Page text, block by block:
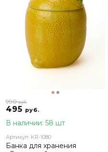
495 руб.
990руб.
В наличии: 58 шт
Артикул: KR-1080
Банка для хранения